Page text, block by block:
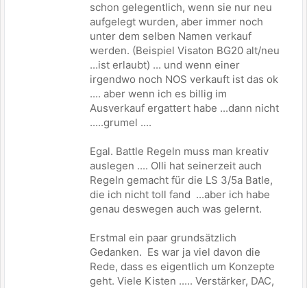
schon gelegentlich, wenn sie nur neu
aufgelegt wurden, aber immer noch
unter dem selben Namen verkauf
werden. (Beispiel Visaton BG20 alt/neu
...ist erlaubt) ... und wenn einer
irgendwo noch NOS verkauft ist das ok
.... aber wenn ich es billig im
Ausverkauf ergattert habe ...dann nicht
.....grumel ....
Egal. Battle Regeln muss man kreativ
auslegen .... Olli hat seinerzeit auch
Regeln gemacht für die LS 3/5a Batle,
die ich nicht toll fand ...aber ich habe
genau deswegen auch was gelernt.
Erstmal ein paar grundsätzlich
Gedanken. Es war ja viel davon die
Rede, dass es eigentlich um Konzepte
geht. Viele Kisten ..... Verstärker, DAC,